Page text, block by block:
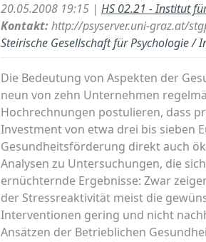
20.05.2008 19:15 | HS 02.21 - Institut
Kontakt:http://psyserver.uni-graz.at/
Steirische Gesellschaft für Psychologie /
Die Bedeutung von Aspekten der
neun von zehn Unternehmen
Hochrechnungen postulieren, dass
Investment von etwa drei bis sieben
Gesundheitsförderung direkt auch
Analysen zu Untersuchungen, die
ernüchternde Ergebnisse: Zwar
der Stressreaktivität meist die
Interventionen gering und nicht
Ansätzen der Betrieblichen